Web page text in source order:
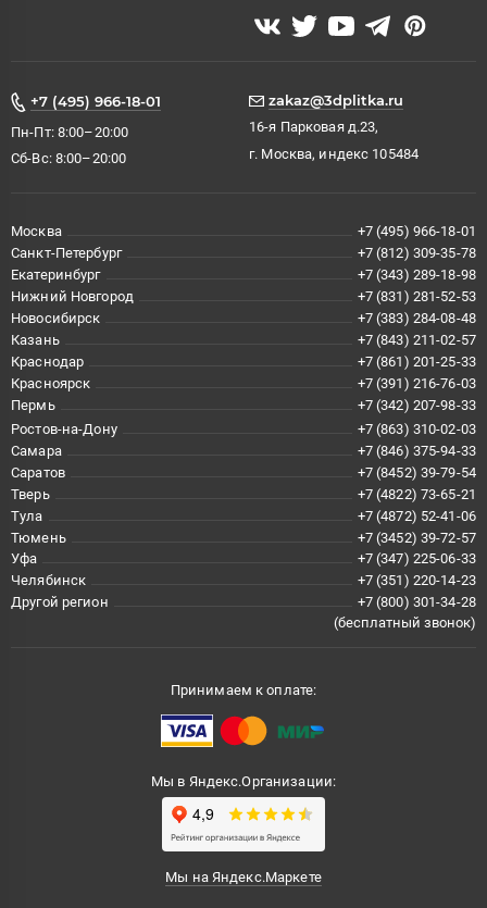
+7 (495) 966-18-01
Пн-Пт: 8:00–20:00
Сб-Вс: 8:00–20:00
zakaz@3dplitka.ru
16-я Парковая д.23,
г. Москва, индекс 105484
Москва
+7 (495) 966-18-01
Санкт-Петербург
+7 (812) 309-35-78
Екатеринбург
+7 (343) 289-18-98
Нижний Новгород
+7 (831) 281-52-53
Новосибирск
+7 (383) 284-08-48
Казань
+7 (843) 211-02-57
Краснодар
+7 (861) 201-25-33
Красноярск
+7 (391) 216-76-03
Пермь
+7 (342) 207-98-33
Ростов-на-Дону
+7 (863) 310-02-03
Самара
+7 (846) 375-94-33
Саратов
+7 (8452) 39-79-54
Тверь
+7 (4822) 73-65-21
Тула
+7 (4872) 52-41-06
Тюмень
+7 (3452) 39-72-57
Уфа
+7 (347) 225-06-33
Челябинск
+7 (351) 220-14-23
Другой регион
+7 (800) 301-34-28
(бесплатный звонок)
Принимаем к оплате:
Мы в Яндекс.Организации:
Мы на Яндекс.Маркете